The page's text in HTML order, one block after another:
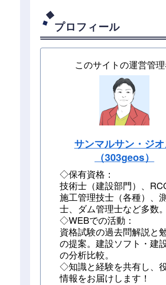
プロフィール
このサイトの運営管
サンマルサン・ジ
（303geos）
◇保有資格：
技術士（建設部門）、
施工管理技士（各種）、
士、ダム管理士など多数。
◇WEBでの活動：
資格試験の過去問解説と
の提案。建設ソフト・建
の分析比較。
◇知識と経験を共有し、
情報をお届けします！